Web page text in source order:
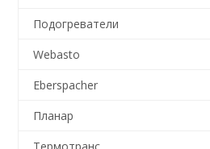
Подогреватели
Webasto
Eberspacher
Планар